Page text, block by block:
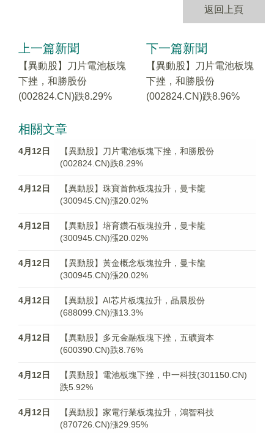
返回上頁
上一篇新聞
【異動股】刀片電池板塊
下挫，和勝股份
(002824.CN)跌8.29%
下一篇新聞
【異動股】刀片電池板塊
下挫，和勝股份
(002824.CN)跌8.96%
相關文章
4月12日
【異動股】刀片電池板塊下挫，和勝股份
(002824.CN)跌8.29%
4月12日
【異動股】珠寶首飾板塊拉升，曼卡龍
(300945.CN)漲20.02%
4月12日
【異動股】培育鑽石板塊拉升，曼卡龍
(300945.CN)漲20.02%
4月12日
【異動股】黃金概念板塊拉升，曼卡龍
(300945.CN)漲20.02%
4月12日
【異動股】AI芯片板塊拉升，晶晨股份
(688099.CN)漲13.3%
4月12日
【異動股】多元金融板塊下挫，五礦資本
(600390.CN)跌8.76%
4月12日
【異動股】電池板塊下挫，中一科技(301150.CN)
跌5.92%
4月12日
【異動股】家電行業板塊拉升，鴻智科技
(870726.CN)漲29.95%